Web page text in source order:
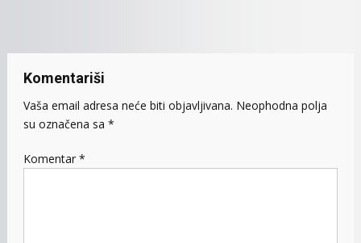
Komentariši
Vaša email adresa neće biti objavljivana. Neophodna polja
su označena sa *
Komentar *